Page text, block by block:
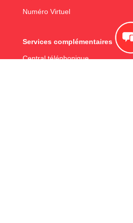
Numéro Virtuel
Services complémentaires
Central téléphonique